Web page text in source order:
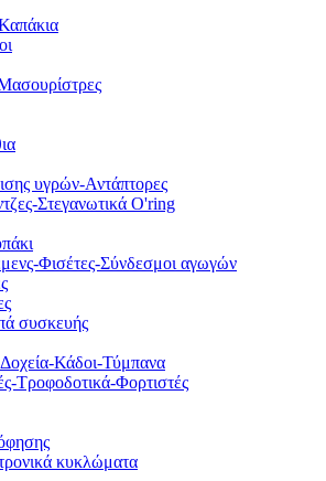
υγρών-Αντάπτορες
Στεγανωτικά O'ring
Φισέτες-Σύνδεσμοι αγωγών
συσκευής
Κάδοι-Τύμπανα
Τροφοδοτικά-Φορτιστές
κυκλώματα